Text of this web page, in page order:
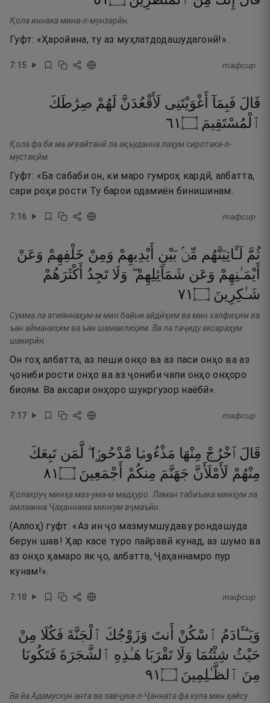
Қола иннака мина-л-мунзарӣн.
Гуфт: «Ҳаройина, ту аз муҳлатдодашудагонӣ!».
7:15 тафсир
قَالَ فَبِمَآ أَغْوَيْتَنِى لَأَقْعُدَنَّ لَهُمْ صِرَٰطَكَ
ٱلْمُسْتَقِيمَ ۝١٦
Қола фа би ма ағвайтанӣ ла ақъуданна лаҳум сиротака-л-
мустақӣм.
Гуфт: «Ба сабаби он, ки маро гумроҳ кардӣ, албатта,
сари роҳи рости Ту барои одамиён бинишинам.
7:16 тафсир
ثُمَّ لَـَٔاتِيَنَّهُم مِّنۢ بَيْنِ أَيْدِيهِمْ وَمِنْ خَلْفِهِمْ وَعَنْ
أَيْمَـٰنِهِمْ وَعَن شَمَآئِلِهِمْ ۖ وَلَا تَجِدُ أَكْثَرَهُمْ
شَـٰكِرِينَ ۝١٧
Сумма ла атияннаҳум-м мин байни айдӣҳим ва мин халфиҳим ва
ъан айманиҳим ва ъан шамаилиҳим. Ва ла таҷиду аксараҳум
шакирӣн.
Он гоҳ албатта, аз пеши онҳо ва аз паси онҳо ва аз
ҷониби рости онҳо ва аз ҷониби чапи онҳо онҳоро
биоям. Ва аксари онҳоро шукргузор наёбӣ».
7:17 тафсир
قَالَ ٱخْرُجْ مِنْهَا مَذْءُومًۭا مَّدْحُورًۭا ۖ لَّمَن تَبِعَكَ
مِنْهُمْ لَأَمْلَأَنَّ جَهَنَّمَ مِنكُمْ أَجْمَعِينَ ۝١٨
Қолахруҷ минҳа маз-ума-м мадҳуро. Ламан табиъака минҳум ла
амлаанна Ҷаҳаннама минкум аҷмаъӣн.
(Аллоҳ) гуфт: «Аз ин ҷо мазмумшудаву рондашуда
берун шав! Ҳар касе туро пайравӣ кунад, аз шумо ва
аз онҳо ҳамаро як ҷо, албатта, Ҷаҳаннамро пур
кунам!».
7:18 тафсир
وَيَـٰٓـَٔادَمُ ٱسْكُنْ أَنتَ وَزَوْجُكَ ٱلْجَنَّةَ فَكُلَا مِنْ
حَيْثُ شِئْتُمَا وَلَا تَقْرَبَا هَـٰذِهِ ٱلشَّجَرَةَ فَتَكُونَا
مِنَ ٱلظَّـٰلِمِينَ ۝١٩
Ва йа Адамускун анта ва завҷука-л-Ҷанната фа кула мин ҳайсу